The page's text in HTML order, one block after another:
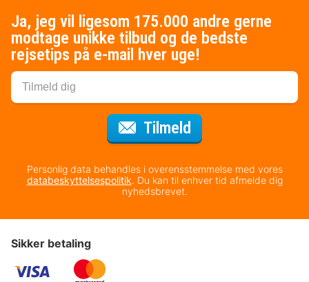
Ja, jeg vil ligesom 175.000 andre gerne
modtage unikke tilbud og de bedste
rejsetips på e-mail hver uge!
Tilmeld
Personlig data behandles i overensstemmelse med vores
databeskyttelsespolitik. Du kan til enhver tid afmelde dig
nyhedsbrevet.
Sikker betaling